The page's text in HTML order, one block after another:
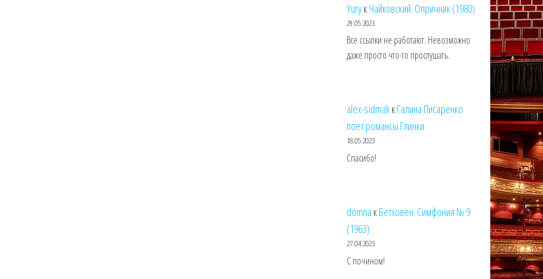
YuryкЧайковский. Опричник (1980)
29.05.2023
Все ссылки не работают. Невозможно
даже просто что-то прослушать.
alex-sidmakкГалина Писаренко
поет романсы Глинки
18.05.2023
Спасибо!
domna кБетховен. Симфония № 9
(1963)
27.04.2023
С почином!